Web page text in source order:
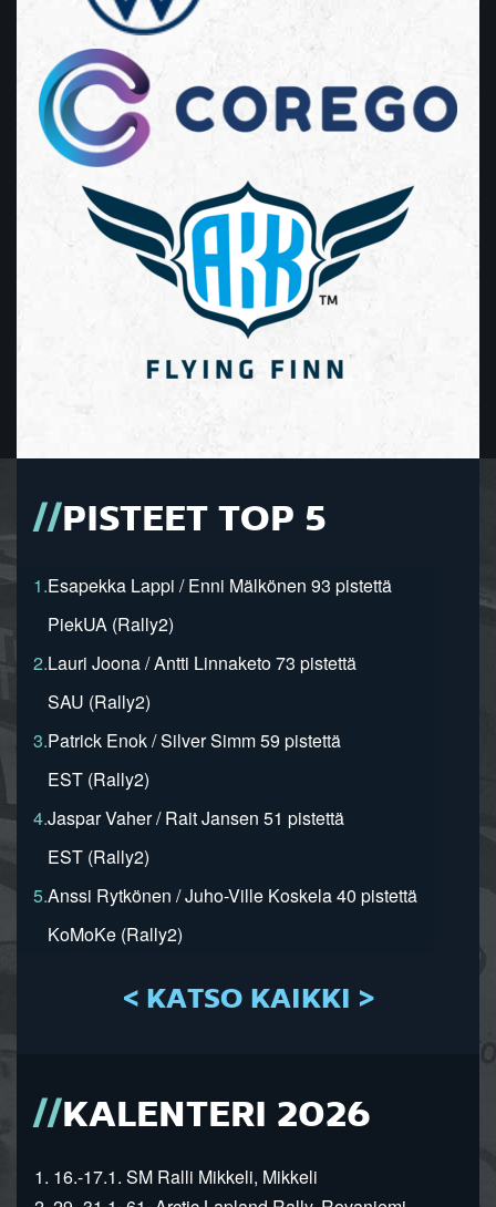
PISTEET TOP 5
1.Esapekka Lappi / Enni Mälkönen 93 pistettä
PiekUA (Rally2)
2.Lauri Joona / Antti Linnaketo 73 pistettä
SAU (Rally2)
3.Patrick Enok / Silver Simm 59 pistettä
EST (Rally2)
4.Jaspar Vaher / Rait Jansen 51 pistettä
EST (Rally2)
5.Anssi Rytkönen / Juho-Ville Koskela 40 pistettä
KoMoKe (Rally2)
< KATSO KAIKKI >
KALENTERI 2026
1. 16.-17.1. SM Ralli Mikkeli, Mikkeli